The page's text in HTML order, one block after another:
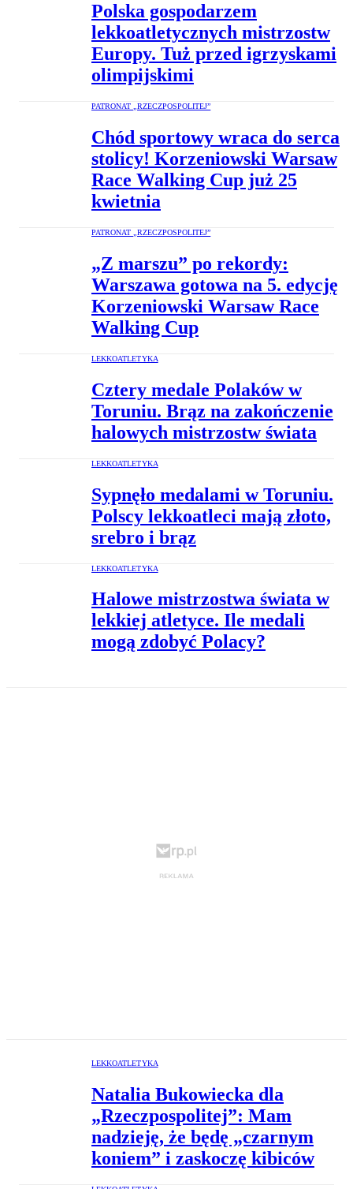
Polska gospodarzem
lekkoatletycznych mistrzostw
Europy. Tuż przed igrzyskami
olimpijskimi
PATRONAT „RZECZPOSPOLITEJ”
Chód sportowy wraca do serca
stolicy! Korzeniowski Warsaw
Race Walking Cup już 25
kwietnia
PATRONAT „RZECZPOSPOLITEJ”
„Z marszu” po rekordy:
Warszawa gotowa na 5. edycję
Korzeniowski Warsaw Race
Walking Cup
LEKKOATLETYKA
Cztery medale Polaków w
Toruniu. Brąz na zakończenie
halowych mistrzostw świata
LEKKOATLETYKA
Sypnęło medalami w Toruniu.
Polscy lekkoatleci mają złoto,
srebro i brąz
LEKKOATLETYKA
Halowe mistrzostwa świata w
lekkiej atletyce. Ile medali
mogą zdobyć Polacy?
LEKKOATLETYKA
Natalia Bukowiecka dla
„Rzeczpospolitej”: Mam
nadzieję, że będę „czarnym
koniem” i zaskoczę kibiców